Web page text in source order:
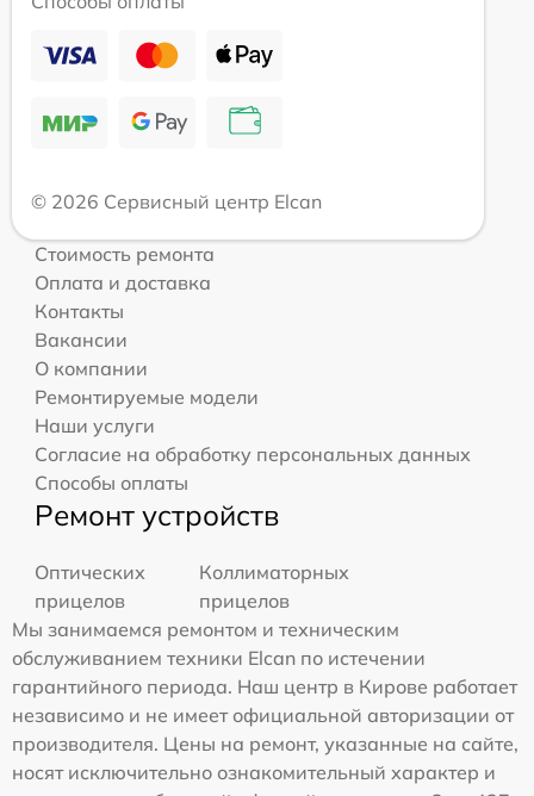
© 2026 Сервисный центр Elcan
Стоимость ремонта
Оплата и доставка
Контакты
Вакансии
О компании
Ремонтируемые модели
Наши услуги
Согласие на обработку персональных данных
Способы оплаты
Ремонт устройств
Оптических
прицелов
Коллиматорных
прицелов
Мы занимаемся ремонтом и техническим
обслуживанием техники Elcan по истечении
гарантийного периода. Наш центр в Кирове работает
независимо и не имеет официальной авторизации от
производителя. Цены на ремонт, указанные на сайте,
носят исключительно ознакомительный характер и